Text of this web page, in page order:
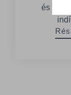
és